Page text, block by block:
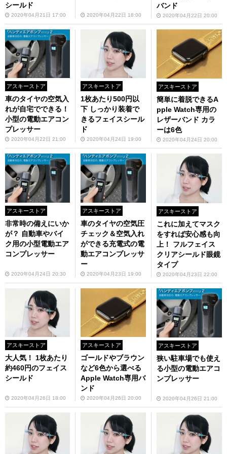
シールド
2020年04月21日 17:00 2020年04月22日 18:00
バンド
2020年04月22日 20:00
アスキーストア
車のタイヤの空気入
れが自宅でできる！
小型の電動エアコン
プレッサー
2020年04月22日 21:00
アスキーストア
1枚あたり500円以
下 しっかり装着で
きるフェイスシール
ド
2020年04月24日 19:00
アスキーストア
簡単に着脱できるA
pple Watch専用の
レザーバンド カラ
ーは6色
2020年04月24日 20:00
アスキーストア
非常時の備えにいか
が？ 自動車やバイ
ク用の小型電動エア
コンプレッサー
2020年04月24日 20:30
アスキーストア
車のタイヤの空気圧
チェック＆空気入れ
ができる充電式の電
動エアコンプレッサ
ー
2020年04月23日 19:00
アスキーストア
これに加えてマスク
をすれば安心感も向
上！ フルフェイス
クリアシールド眼鏡
タイプ
2020年04月23日 22:00
アスキーストア
大人気！ 1枚あたり
約460円のフェイス
シールド
2020年04月26日 18:00
アスキーストア
ゴールドやブラウン
など6色から選べる
Apple Watch専用バ
ンド
2020年04月26日 20:00
アスキーストア
狭い駐車場でも使え
る小型の電動エアコ
ンプレッサー
2020年04月26日 21:00